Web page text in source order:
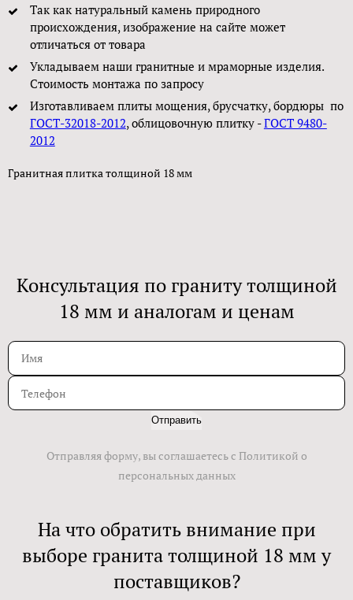
Так как натуральный камень природного
происхождения, изображение на сайте может
отличаться от товара
Укладываем наши гранитные и мраморные изделия.
Стоимость монтажа по запросу
Изготавливаем плиты мощения, брусчатку, бордюры по
ГОСТ-32018-2012, облицовочную плитку -ГОСТ 9480-
2012
Гранитная плитка толщиной 18 мм
Консультация по граниту толщиной
18 мм и аналогам и ценам
Отправить
Отправляя форму, вы соглашаетесь с Политикой о
персональных данных
На что обратить внимание при
выборе гранита толщиной 18 мм у
поставщиков?